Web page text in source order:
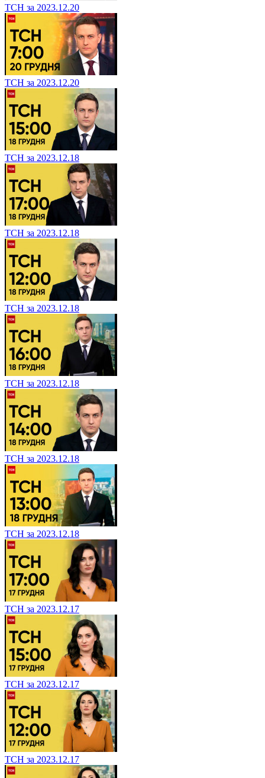
ТСН за 2023.12.20
ТСН за 2023.12.20
ТСН за 2023.12.18
ТСН за 2023.12.18
ТСН за 2023.12.18
ТСН за 2023.12.18
ТСН за 2023.12.18
ТСН за 2023.12.18
ТСН за 2023.12.17
ТСН за 2023.12.17
ТСН за 2023.12.17